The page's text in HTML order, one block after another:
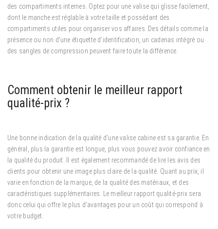
des compartiments internes. Optez pour une valise qui glisse facilement,
dont le manche est réglable à votre taille et possédant des
compartiments utiles pour organiser vos affaires. Des détails comme la
présence ou non d’une étiquette d’identification, un cadenas intégré ou
des sangles de compression peuvent faire toute la différence.
Comment obtenir le meilleur rapport
qualité-prix ?
Une bonne indication de la qualité d’une valise cabine est sa garantie. En
général, plus la garantie est longue, plus vous pouvez avoir confiance en
la qualité du produit. Il est également recommandé de lire les avis des
clients pour obtenir une image plus claire de la qualité. Quant au prix, il
varie en fonction de la marque, de la qualité des matériaux, et des
caractéristiques supplémentaires. Le meilleur rapport qualité-prix sera
donc celui qui offre le plus d’avantages pour un coût qui correspond à
votre budget.